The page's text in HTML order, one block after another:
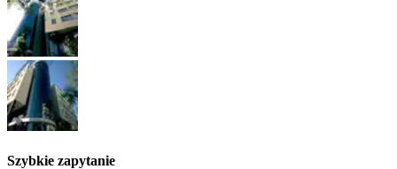
Szybkie zapytanie